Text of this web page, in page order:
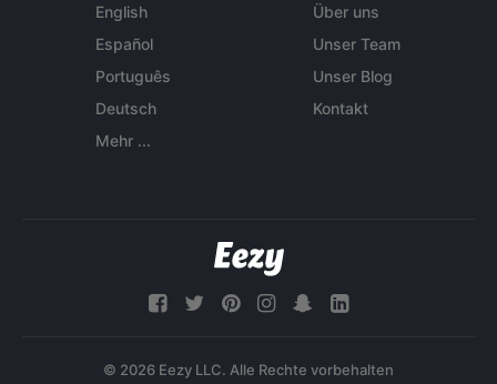
English
Español
Português
Deutsch
Mehr ...
Über uns
Unser Team
Unser Blog
Kontakt
© 2026 Eezy LLC. Alle Rechte vorbehalten